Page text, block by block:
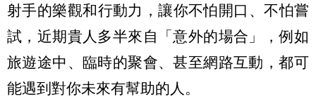
射手的樂觀和行動力，讓你不怕開口、不怕嘗
試， 近期貴人多半來自「意外的場合」，例如
旅遊途中、臨時的聚會、甚至網路互動，都可
能遇到對你未來有幫助的人。